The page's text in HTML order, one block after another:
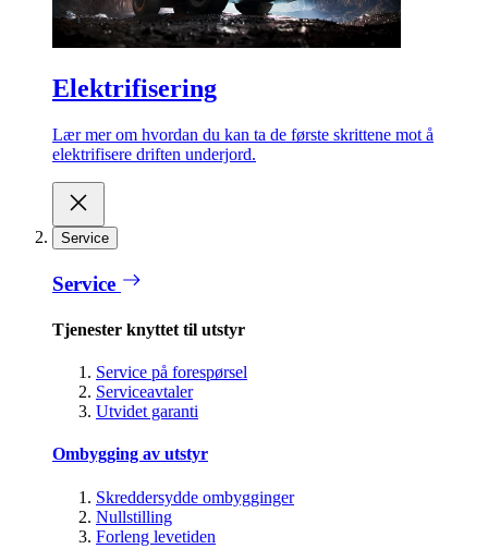
Elektrifisering
Lær mer om hvordan du kan ta de første skrittene mot å
elektrifisere driften underjord.
Service
Service
Tjenester knyttet til utstyr
Service på forespørsel
Serviceavtaler
Utvidet garanti
Ombygging av utstyr
Skreddersydde ombygginger
Nullstilling
Forleng levetiden